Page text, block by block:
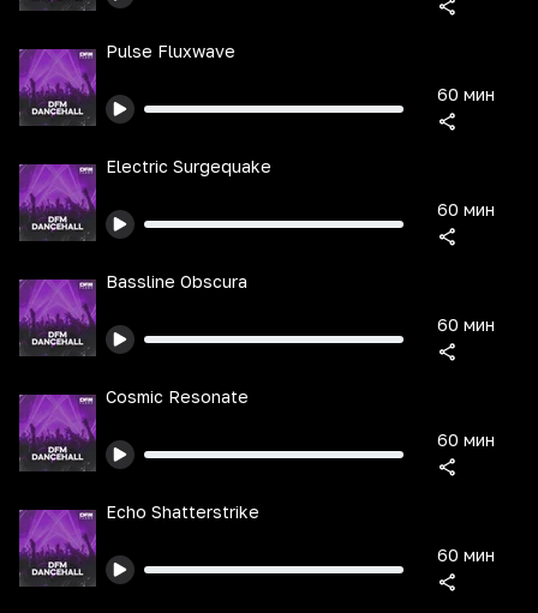
Pulse Fluxwave
60 мин
Electric Surgequake
60 мин
Bassline Obscura
60 мин
Cosmic Resonate
60 мин
Echo Shatterstrike
60 мин